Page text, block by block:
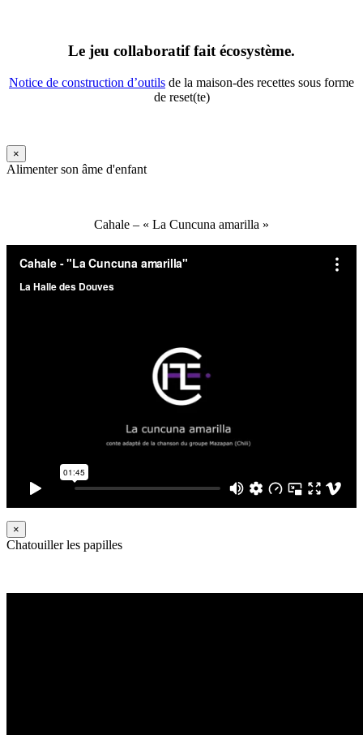
Le jeu collaboratif fait écosystème.
Notice de construction d’outils de la maison-des recettes sous forme
de reset(te)
×
Alimenter son âme d'enfant
Cahale – « La Cuncuna amarilla »
×
Chatouiller les papilles